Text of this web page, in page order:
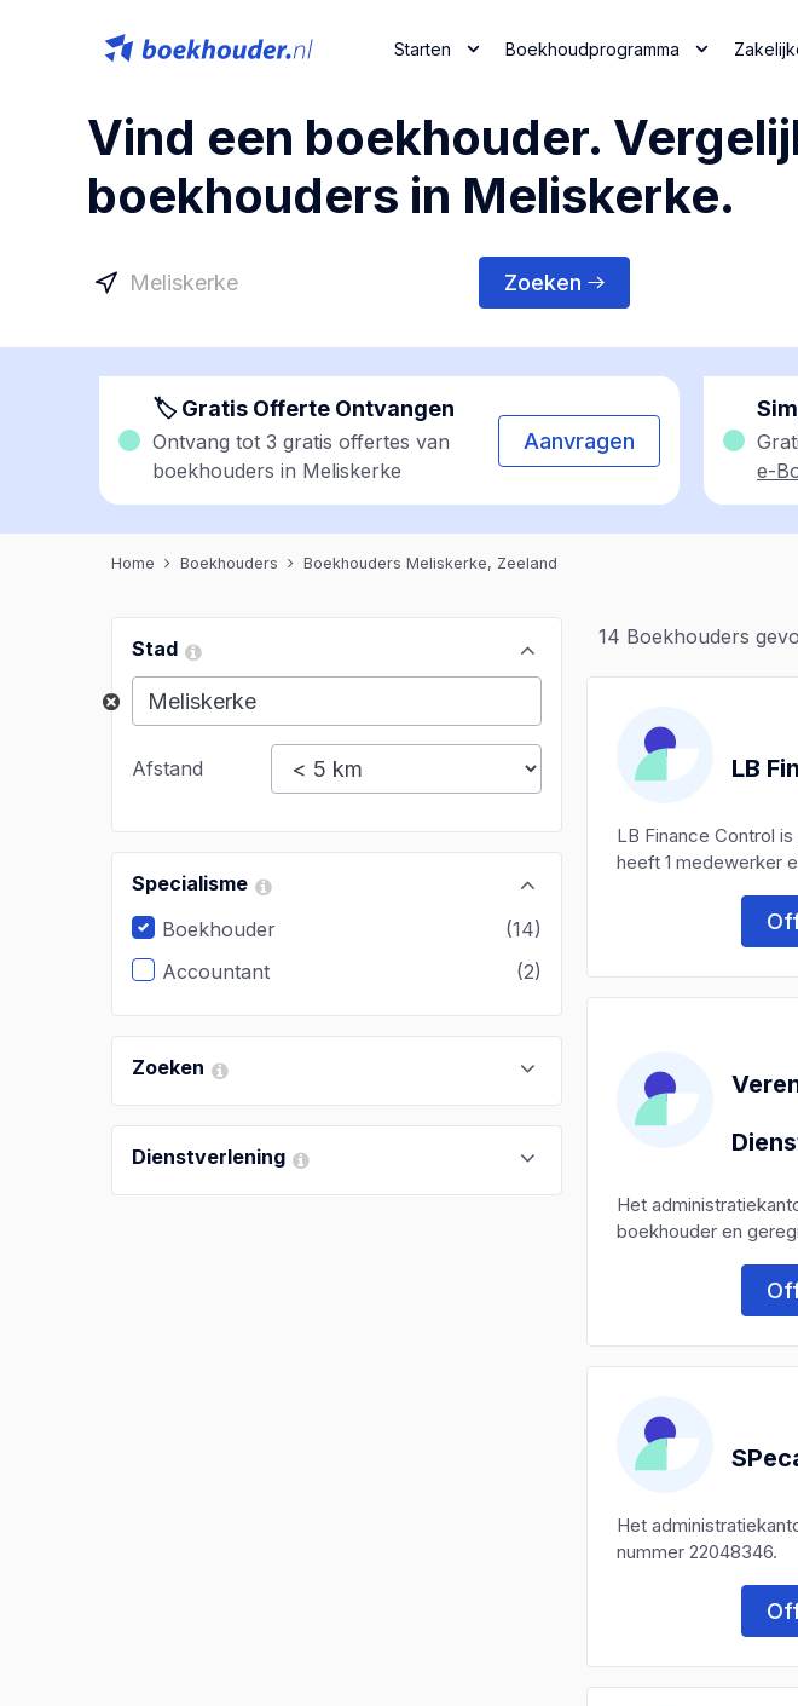
Starten Boekhoudprogramma
Vind een boekhouder.
boekhouders in Meliskerke.
Zoeken
🏷 Gratis Offerte Ontvangen
Ontvang tot 3 gratis offertes van
boekhouders in Meliskerke
Aanvragen
e-
Home Boekhouders Boekhouders Meliskerke, Zeeland
Stad
Afstand
Specialisme
Boekhouder
(14)
Accountant
(2)
Zoeken
Dienstverlening
14 Boekhouders
LB
LB Finance Control
heeft 1 medewerker
Het
boekhouder en
Het
nummer 22048346.